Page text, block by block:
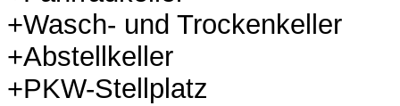
+Wasch- und Trockenkeller
+Abstellkeller
+PKW-Stellplatz